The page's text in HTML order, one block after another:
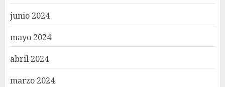
junio 2024
mayo 2024
abril 2024
marzo 2024